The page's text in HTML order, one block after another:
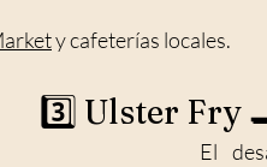
y cafeterías locales.
3️⃣ Ulster Fry
El